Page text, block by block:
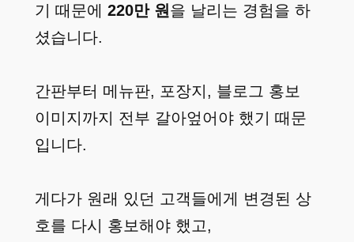
기 때문에 220만 원을 날리는 경험을 하
셨습니다.
간판부터 메뉴판, 포장지, 블로그 홍보
이미지까지 전부 갈아엎어야 했기 때문
입니다.
게다가 원래 있던 고객들에게 변경된 상
호를 다시 홍보해야 했고,